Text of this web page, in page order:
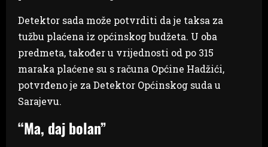
Detektor sada može potvrditi da je taksa za
tužbu plaćena iz općinskog budžeta. U oba
predmeta, također u vrijednosti od po 315
maraka plaćene su s računa Općine Hadžići,
potvrđeno je za Detektor Općinskog suda u
Sarajevu.
“Ma, daj bolan”